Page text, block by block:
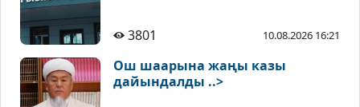
3801 10.08.2026 16:21
Ош шаарына жаңы казы
дайындалды ..>